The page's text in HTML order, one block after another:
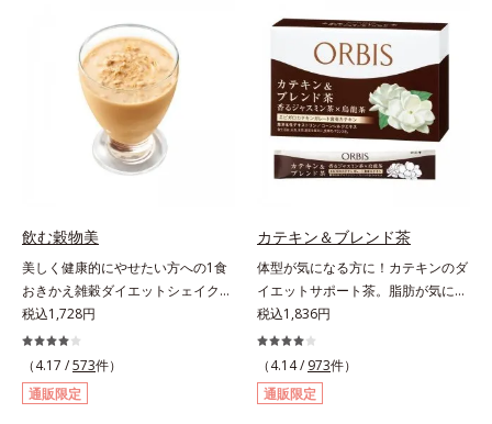
（大豆由来の植物性たんぱく質）を
採用しました。吸収が穏やかで、腹
持ちがいいのもポイントです。体を
作る材料であるたんぱく質12g(*1)
をメインに、美を引き出すコラーゲ
ン5,000mgも配合。さらにリズムを
支える鉄分やビタミン6種(*2)、食
物繊維など、女性が不足しがちな栄
美を総合的に支えます。甘さ控えめ
のカフェオレ味、濃厚な抹茶味の2
味展開。プロテイン独特のにおいや
クセが少なく、水に溶けやすいの
で、手軽においしくたんぱく質を摂
れます。*1 1杯分（約27g）当り。
コラーゲン含む。*2 ビタミンB1、
B2、B6、B12、ナイアシン、パン
力に着目！大人の燃焼意欲をサポー
トする、ダイエットサポートサプリ
メントです。アロニアを研究し続け
てきたオルビスが高品質のアロニア
にこだわり、その特有成分を抽出。
安定して一定量配合できるよう、規
格化しました。オルビスのアロニア
シリーズNo.1の配合量を誇る、ア
有。さらに年齢ダイエッターをサポ
ートする成分として、研究チームが
400種以上の植物エキスを試してた
どり着いたオリーブ葉エキスと、古
くからぽかぽか成分として重宝され
てきたブラックジンジャー、ケイヒ
も配合しました。大人のやる気を燃
やし、年齢ダイエットを熱く応援し
飲む穀物美
美しく健康的にやせたい方への1食
おきかえ雑穀ダイエットシェイク。
豆乳や牛乳などと粉を混ぜるだけで
簡単、1食おきかえ雑穀ダイエット
シェイクです。サクサクッと噛める
食感豊かな大豆フレークが、噛むこ
とで食欲を満たしてくれます。さら
税込1,728円
（4.17 /573件）
通販限定
カテキン＆ブレンド茶
体型が気になる方に！カテキンのダ
イエットサポート茶。脂肪が気にな
る食事と一緒にカテキンを。さら
に、食物繊維とコーンシルクエキス
で、ぽっこりやからだの巡りをケ
ア。カテキン・コーンシルク・食物
繊維のトリプルパワーがダイエット
税込1,836円
（4.14 / 973件）
通販限定